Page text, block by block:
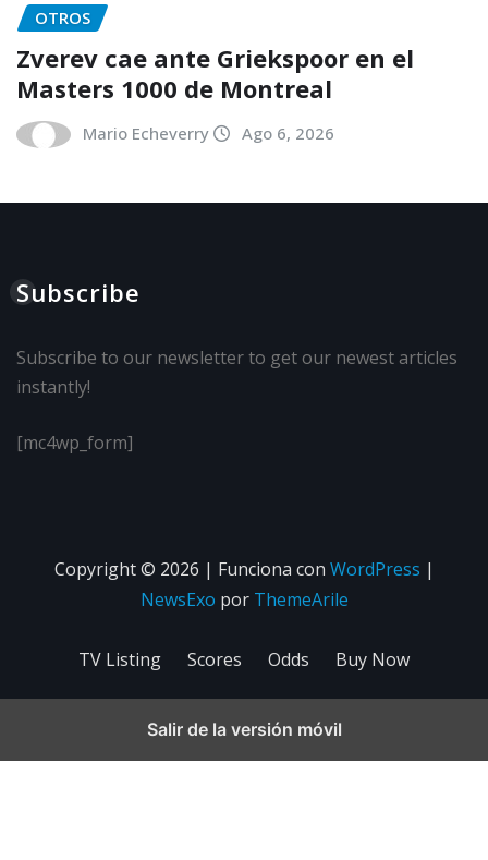
OTROS
Zverev cae ante Griekspoor en el
Masters 1000 de Montreal
Mario Echeverry Ago 6, 2026
Subscribe
Subscribe to our newsletter to get our newest articles
instantly!
[mc4wp_form]
Copyright © 2026 | Funciona con WordPress |
NewsExo por ThemeArile
TV Listing Scores Odds Buy Now
Salir de la versión móvil